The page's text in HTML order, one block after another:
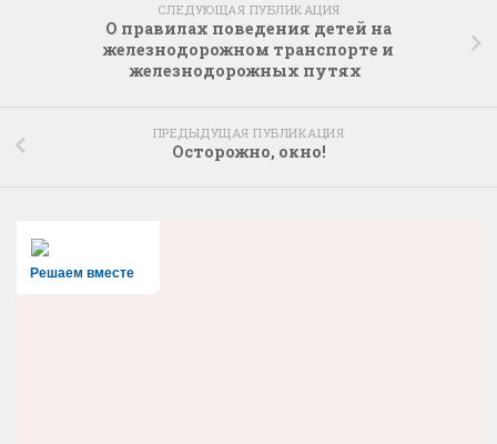
СЛЕДУЮЩАЯ ПУБЛИКАЦИЯ
О правилах поведения детей на
железнодорожном транспорте и
железнодорожных путях
ПРЕДЫДУЩАЯ ПУБЛИКАЦИЯ
Осторожно, окно!
Решаем вместе